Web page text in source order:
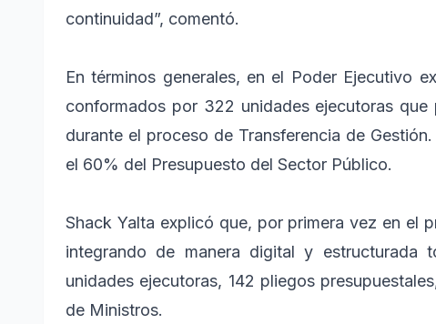
continuidad”, comentó.
En términos generales, en el Poder Ejecutivo
conformados por 322 unidades ejecutoras
durante el proceso de Transferencia de
el 60% del Presupuesto del Sector Público.
Shack Yalta explicó que, por primera vez en el
integrando de manera digital y estructurada
unidades ejecutoras, 142 pliegos
de Ministros.